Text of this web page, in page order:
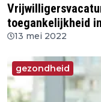
toegankelijkheid
13 mei 2022
gezondheid